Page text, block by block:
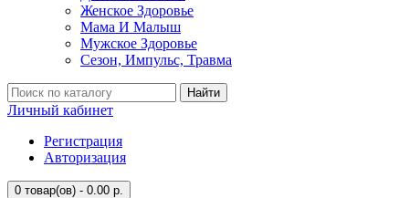
Женское Здоровье
Мама И Малыш
Мужское Здоровье
Сезон, Импульс, Травма
Найти
Личный кабинет
Регистрация
Авторизация
0 товар(ов) - 0.00 р.